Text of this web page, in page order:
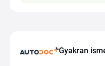
Gyakran